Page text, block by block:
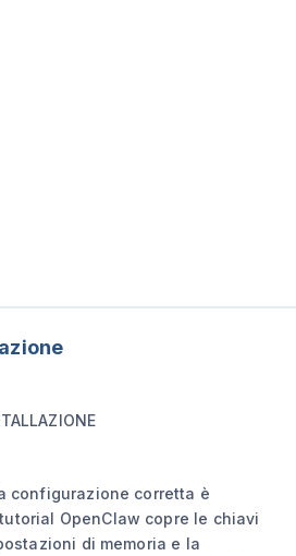
configurazione corretta è
OpenClaw copre le chiavi
di memoria e la